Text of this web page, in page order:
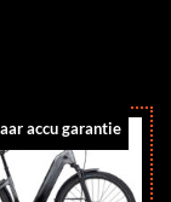
accu garantie